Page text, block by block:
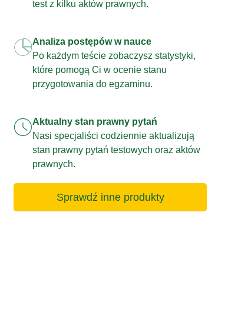
test z kilku aktów prawnych.
Analiza postępów w nauce
Po każdym teście zobaczysz statystyki,
które pomogą Ci w ocenie stanu
przygotowania do egzaminu.
Aktualny stan prawny pytań
Nasi specjaliści codziennie aktualizują
stan prawny pytań testowych oraz aktów
prawnych.
Sprawdź inne produkty